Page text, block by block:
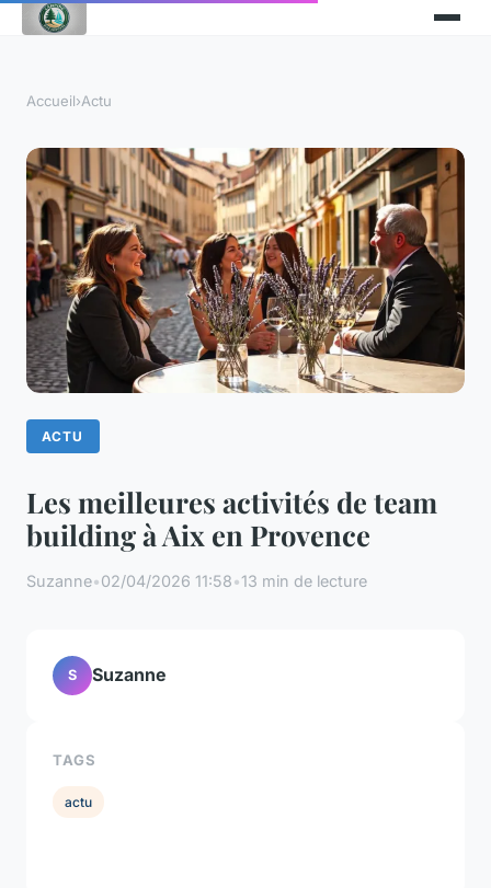
Accueil›Actu
ACTU
Les meilleures activités de team
building à Aix en Provence
Suzanne•02/04/2026 11:58•13 min de lecture
S Suzanne
TAGS
actu